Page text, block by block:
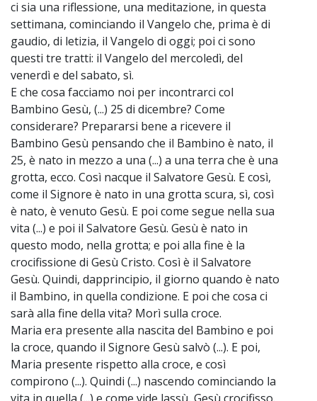
ci sia una riflessione, una meditazione, in questa
settimana, cominciando il Vangelo che, prima è di
gaudio, di letizia, il Vangelo di oggi; poi ci sono
questi tre tratti: il Vangelo del mercoledì, del
venerdì e del sabato, sì.
E che cosa facciamo noi per incontrarci col
Bambino Gesù, (...) 25 di dicembre? Come
considerare? Prepararsi bene a ricevere il
Bambino Gesù pensando che il Bambino è nato, il
25, è nato in mezzo a una (...) a una terra che è una
grotta, ecco. Così nacque il Salvatore Gesù. E così,
come il Signore è nato in una grotta scura, sì, così
è nato, è venuto Gesù. E poi come segue nella sua
vita (...) e poi il Salvatore Gesù. Gesù è nato in
questo modo, nella grotta; e poi alla fine è la
crocifissione di Gesù Cristo. Così è il Salvatore
Gesù. Quindi, dapprincipio, il giorno quando è nato
il Bambino, in quella condizione. E poi che cosa ci
sarà alla fine della vita? Morì sulla croce.
Maria era presente alla nascita del Bambino e poi
la croce, quando il Signore Gesù salvò (...). E poi,
Maria presente rispetto alla croce, e così
compirono (...). Quindi (...) nascendo cominciando la